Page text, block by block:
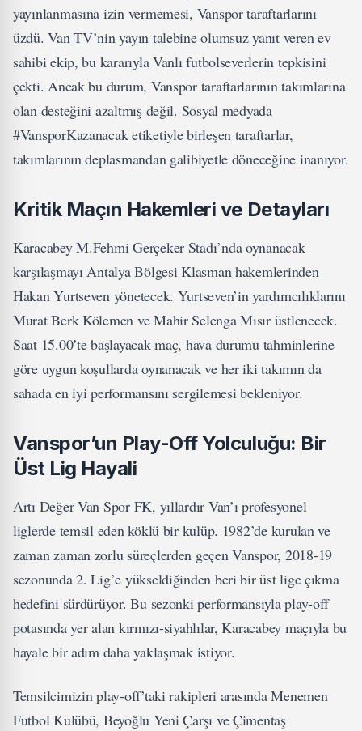
yayınlanmasına izin vermemesi, Vanspor taraftarlarını
üzdü. Van TV’nin yayın talebine olumsuz yanıt veren ev
sahibi ekip, bu kararıyla Vanlı futbolseverlerin tepkisini
çekti. Ancak bu durum, Vanspor taraftarlarının takımlarına
olan desteğini azaltmış değil. Sosyal medyada
#VansporKazanacak etiketiyle birleşen taraftarlar,
takımlarının deplasmandan galibiyetle döneceğine inanıyor.
Kritik Maçın Hakemleri ve Detayları
Karacabey M.Fehmi Gerçeker Stadı’nda oynanacak
karşılaşmayı Antalya Bölgesi Klasman hakemlerinden
Hakan Yurtseven yönetecek. Yurtseven’in yardımcılıklarını
Murat Berk Kölemen ve Mahir Selenga Mısır üstlenecek.
Saat 15.00’te başlayacak maç, hava durumu tahminlerine
göre uygun koşullarda oynanacak ve her iki takımın da
sahada en iyi performansını sergilemesi bekleniyor.
Vanspor’un Play-Off Yolculuğu: Bir
Üst Lig Hayali
Artı Değer Van Spor FK, yıllardır Van’ı profesyonel
liglerde temsil eden köklü bir kulüp. 1982’de kurulan ve
zaman zaman zorlu süreçlerden geçen Vanspor, 2018-19
sezonunda 2. Lig’e yükseldiğinden beri bir üst lige çıkma
hedefini sürdürüyor. Bu sezonki performansıyla play-off
potasında yer alan kırmızı-siyahlılar, Karacabey maçıyla bu
hayale bir adım daha yaklaşmak istiyor.
Temsilcimizin play-off’taki rakipleri arasında Menemen
Futbol Kulübü, Beyoğlu Yeni Çarşı ve Çimentaş